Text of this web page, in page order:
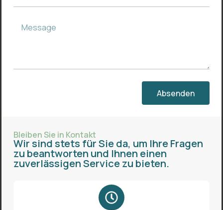
Bleiben Sie in Kontakt
Wir sind stets für Sie da, um Ihre Fragen
zu beantworten und Ihnen einen
zuverlässigen Service zu bieten.
Absenden